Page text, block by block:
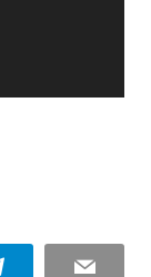
Telegram Email